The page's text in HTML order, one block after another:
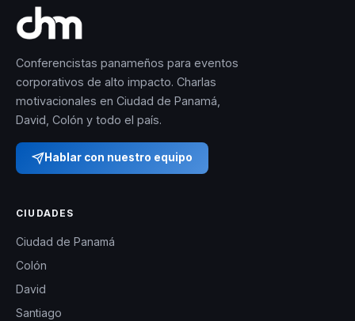
Conferencistas panameños para eventos
corporativos de alto impacto. Charlas
motivacionales en Ciudad de Panamá,
David, Colón y todo el país.
Hablar con nuestro equipo
CIUDADES
Ciudad de Panamá
Colón
David
Santiago